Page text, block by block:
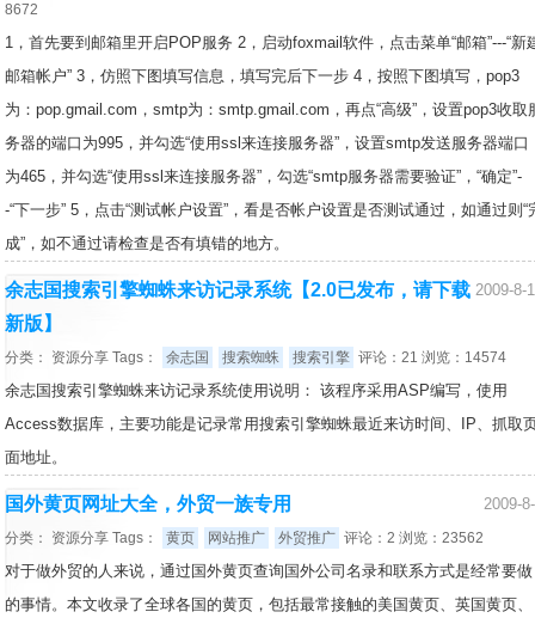
8672
1，首先要到邮箱里开启POP服务 2，启动foxmail软件，点击菜单“邮箱”---“新
邮箱帐户” 3，仿照下图填写信息，填写完后下一步 4，按照下图填写，pop3
为：pop.gmail.com，smtp为：smtp.gmail.com，再点“高级”，设置pop3收取
务器的端口为995，并勾选“使用ssl来连接服务器”，设置smtp发送服务器端口
为465，并勾选“使用ssl来连接服务器”，勾选“smtp服务器需要验证”，“确定”-
-“下一步” 5，点击“测试帐户设置”，看是否帐户设置是否测试通过，如通过则“
成”，如不通过请检查是否有填错的地方。
2009-8-
余志国搜索引擎蜘蛛来访记录系统【2.0已发布，请下载
新版】
分类： 资源分享 Tags： 余志国 搜索蜘蛛 搜索引擎 评论：21 浏览：14574
余志国搜索引擎蜘蛛来访记录系统使用说明： 该程序采用ASP编写，使用
Access数据库，主要功能是记录常用搜索引擎蜘蛛最近来访时间、IP、抓取
面地址。
2009-
国外黄页网址大全，外贸一族专用
分类： 资源分享 Tags： 黄页 网站推广 外贸推广 评论：2 浏览：23562
对于做外贸的人来说，通过国外黄页查询国外公司名录和联系方式是经常要做
的事情。本文收录了全球各国的黄页，包括最常接触的美国黄页、英国黄页、